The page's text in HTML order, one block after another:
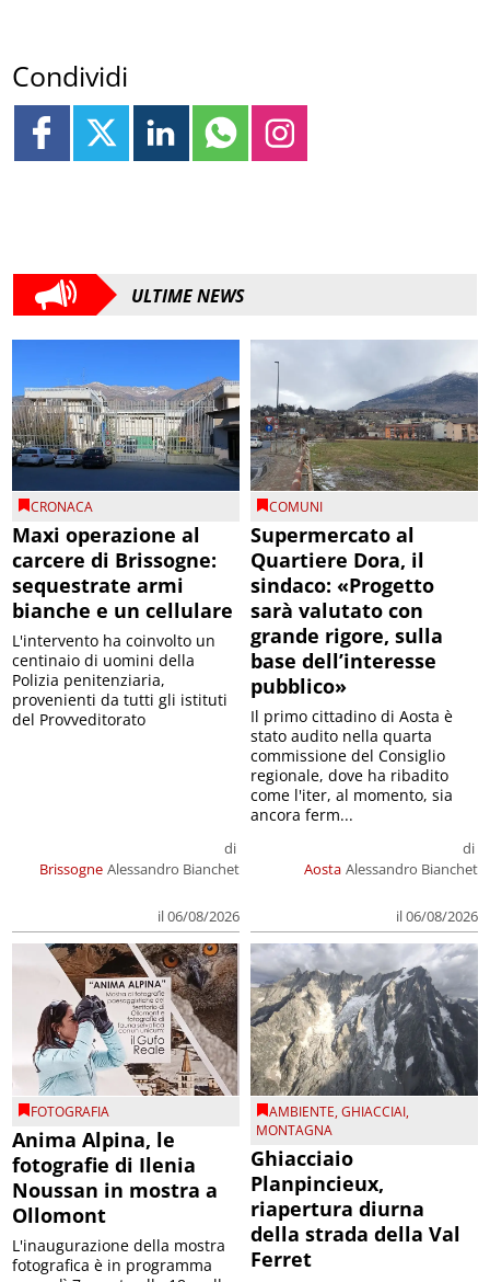
Condividi
ULTIME NEWS
CRONACA
Maxi operazione al
carcere di Brissogne:
sequestrate armi
bianche e un cellulare
Brissogne
di
Alessandro Bianchet
il 06/08/2026
L'intervento ha coinvolto un
centinaio di uomini della
Polizia penitenziaria,
provenienti da tutti gli istituti
del Provveditorato
COMUNI
Supermercato al
Quartiere Dora, il
sindaco: «Progetto
sarà valutato con
grande rigore, sulla
base dell’interesse
pubblico»
Aosta
di
Alessandro Bianchet
il 06/08/2026
Il primo cittadino di Aosta è
stato audito nella quarta
commissione del Consiglio
regionale, dove ha ribadito
come l'iter, al momento, sia
ancora ferm...
FOTOGRAFIA
Anima Alpina, le
fotografie di Ilenia
Noussan in mostra a
Ollomont
L'inaugurazione della mostra
fotografica è in programma
AMBIENTE,GHIACCIAI,
MONTAGNA
Ghiacciaio
Planpincieux,
riapertura diurna
della strada della Val
Ferret